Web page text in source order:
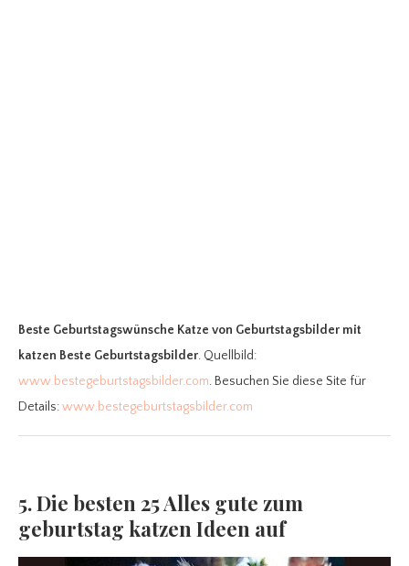
Beste Geburtstagswünsche Katze von Geburtstagsbilder mit
katzen Beste Geburtstagsbilder. Quellbild:
www.bestegeburtstagsbilder.com. Besuchen Sie diese Site für
Details:www.bestegeburtstagsbilder.com
5. Die besten 25 Alles gute zum
geburtstag katzen Ideen auf